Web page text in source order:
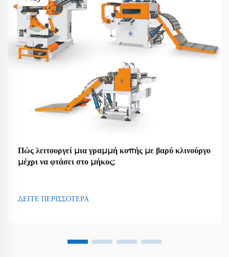
Πώς λειτουργεί μια γραμμή κοπής με βαρύ κλινούργο
μέχρι να φτάσει στο μήκος;
ΔΕΙΤΕ ΠΕΡΙΣΣΟΤΕΡΑ